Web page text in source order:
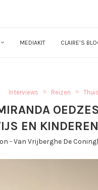
MEDIAKIT CLAIRE’S
Interviews Reizen
EN
- Van Vrijberghe De